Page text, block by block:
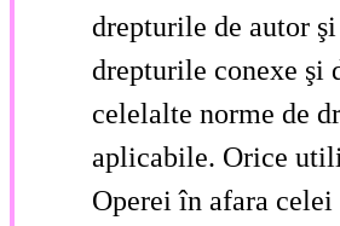
drepturile de autor şi
drepturile conexe şi
celelalte norme de
aplicabile. Orice
Operei în afara celei